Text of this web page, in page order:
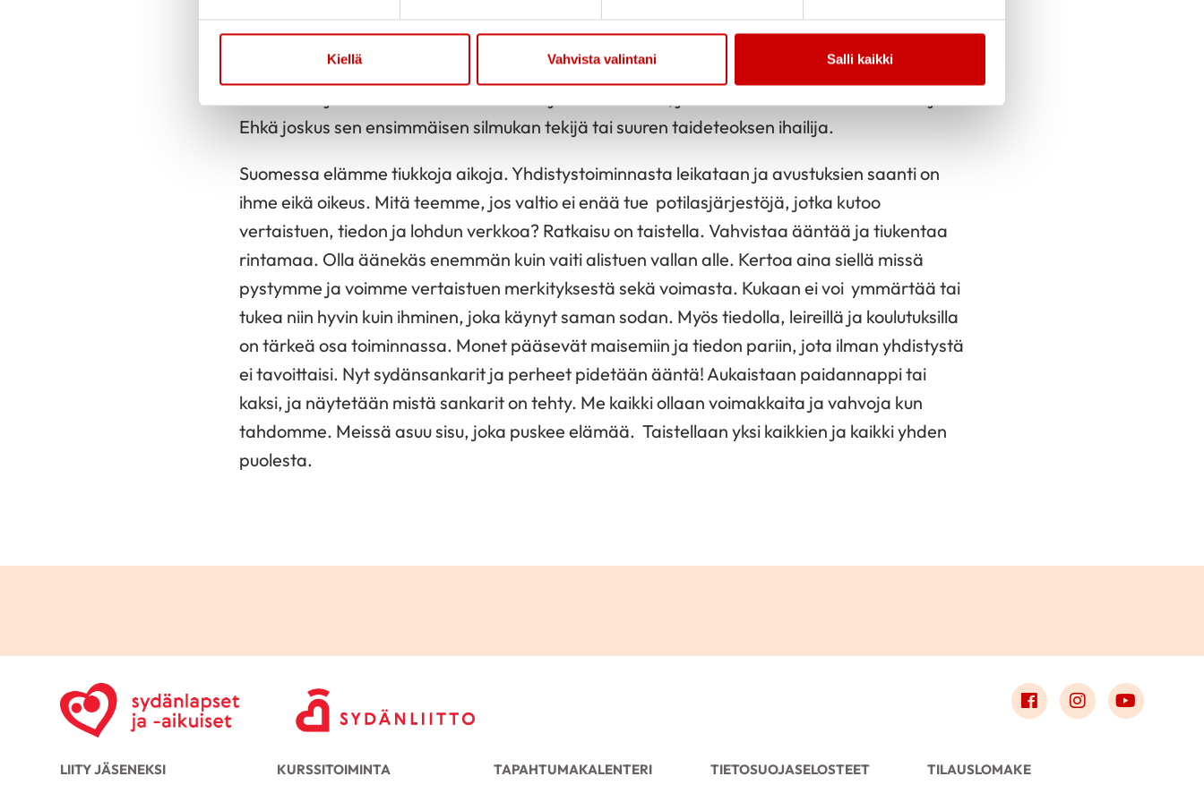
Kiellä Vahvista valintani Salli kaikki
voima, joka keinui lapsissa ja samalla meissä perheissä, oli liikuttavaa. Toisten tarinat,
katseet ja vain joskus hiljaisuus antoi uskoa siihen, että huominen kantaa. Tämän jälkeen itse
Ehkä joskus sen ensimmäisen silmukan tekijä tai suuren taideteoksen ihailija.
Suomessa elämme tiukkoja aikoja. Yhdistystoiminnasta leikataan ja avustuksien saanti on
ihme eikä oikeus. Mitä teemme, jos valtio ei enää tue potilasjärjestöjä, jotka kutoo
vertaistuen, tiedon ja lohdun verkkoa? Ratkaisu on taistella. Vahvistaa ääntää ja tiukentaa
rintamaa. Olla äänekäs enemmän kuin vaiti alistuen vallan alle. Kertoa aina siellä missä
pystymme ja voimme vertaistuen merkityksestä sekä voimasta. Kukaan ei voi ymmärtää tai
tukea niin hyvin kuin ihminen, joka käynyt saman sodan. Myös tiedolla, leireillä ja koulutuksilla
on tärkeä osa toiminnassa. Monet pääsevät maisemiin ja tiedon pariin, jota ilman yhdistystä
ei tavoittaisi. Nyt sydänsankarit ja perheet pidetään ääntä! Aukaistaan paidannappi tai
kaksi, ja näytetään mistä sankarit on tehty. Me kaikki ollaan voimakkaita ja vahvoja kun
tahdomme. Meissä asuu sisu, joka puskee elämää. Taistellaan yksi kaikkien ja kaikki yhden
puolesta.
Link to facebook
Link to Link to
LIITY JÄSENEKSI KURSSITOIMINTA TAPAHTUMAKALENTERI TIETOSUOJASELOSTEET TILAUSLOMAKE